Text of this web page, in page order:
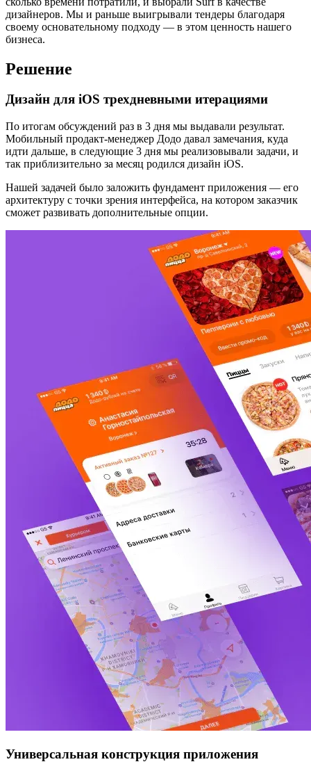
дизайнеров. Мы и раньше выигрывали тендеры благодаря
своему основательному подходу — в этом ценность нашего
бизнеса.
Решение
Дизайн для iOS трехдневными итерациями
По итогам обсуждений раз в 3 дня мы выдавали результат.
Мобильный продакт-менеджер Додо давал замечания, куда
идти дальше, в следующие 3 дня мы реализовывали задачи, и
так приблизительно за месяц родился дизайн iOS.
Нашей задачей было заложить фундамент приложения — его
архитектуру с точки зрения интерфейса, на котором заказчик
сможет развивать дополнительные опции.
Универсальная конструкция приложения